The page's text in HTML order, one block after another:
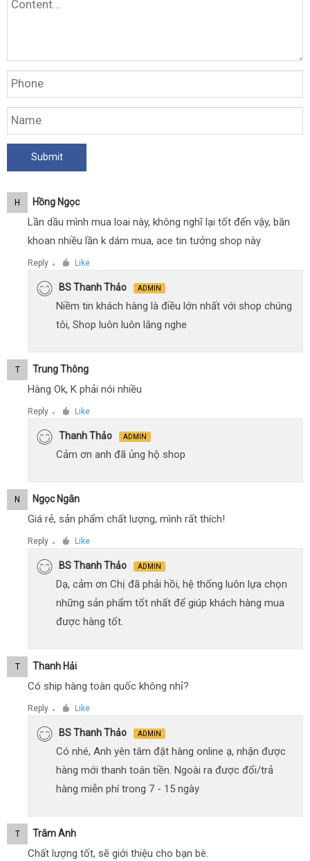
H Hồng Ngọc
Lần dầu mình mua loai này, không nghĩ lại tốt đến vậy, băn
khoan nhiều lần k dám mua, ace tin tưởng shop này
Reply ● Like
BS Thanh Thảo ADMIN
Niềm tin khách hàng là điều lớn nhất với shop chúng
tôi, Shop luôn luôn lắng nghe
T Trung Thông
Hàng Ok, K phải nói nhiều
Reply ● Like
Thanh Thảo ADMIN
Cảm ơn anh đã ủng hộ shop
N Ngọc Ngân
Giá rẻ, sản phẩm chất lượng, mình rất thích!
Reply ● Like
BS Thanh Thảo ADMIN
Dạ, cảm ơn Chị đã phải hồi, hệ thống luôn lựa chọn
những sản phẩm tốt nhất để giúp khách hàng mua
được hàng tốt.
T Thanh Hải
Có ship hàng toàn quốc không nhỉ?
Reply ● Like
BS Thanh Thảo ADMIN
Có nhé, Anh yên tâm đặt hàng online ạ, nhận được
hàng mới thanh toán tiền. Ngoài ra được đổi/trả
hàng miễn phí trong 7 - 15 ngày
T Trâm Anh
Chất lượng tốt, sẽ giới thiệu cho bạn bè.